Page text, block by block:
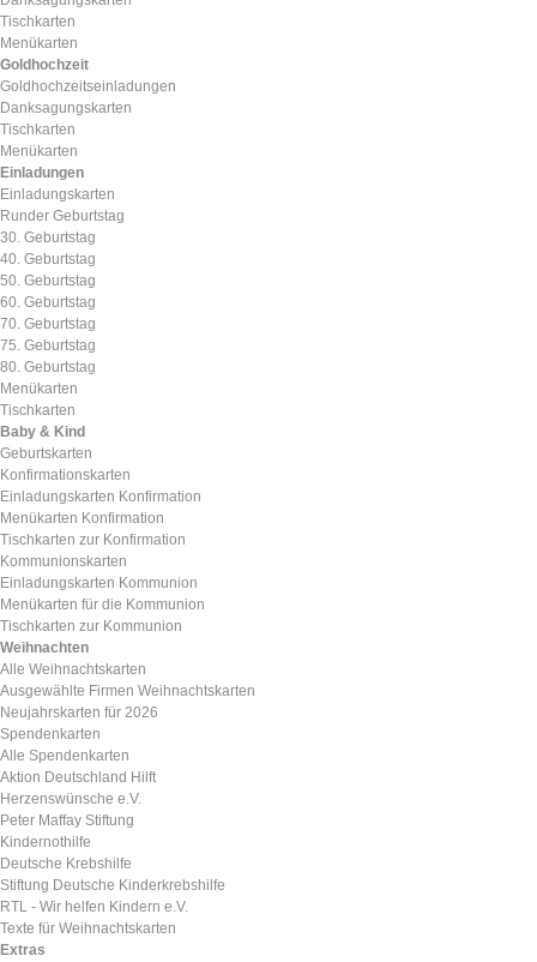
Tischkarten
Menükarten
Goldhochzeit
Goldhochzeitseinladungen
Danksagungskarten
Tischkarten
Menükarten
Einladungen
Einladungskarten
Runder Geburtstag
30. Geburtstag
40. Geburtstag
50. Geburtstag
60. Geburtstag
70. Geburtstag
75. Geburtstag
80. Geburtstag
Menükarten
Tischkarten
Baby & Kind
Geburtskarten
Konfirmationskarten
Einladungskarten Konfirmation
Menükarten Konfirmation
Tischkarten zur Konfirmation
Kommunionskarten
Einladungskarten Kommunion
Menükarten für die Kommunion
Tischkarten zur Kommunion
Weihnachten
Alle Weihnachtskarten
Ausgewählte Firmen Weihnachtskarten
Neujahrskarten für 2026
Spendenkarten
Alle Spendenkarten
Aktion Deutschland Hilft
Herzenswünsche e.V.
Peter Maffay Stiftung
Kindernothilfe
Deutsche Krebshilfe
Stiftung Deutsche Kinderkrebshilfe
RTL - Wir helfen Kindern e.V.
Texte für Weihnachtskarten
Extras